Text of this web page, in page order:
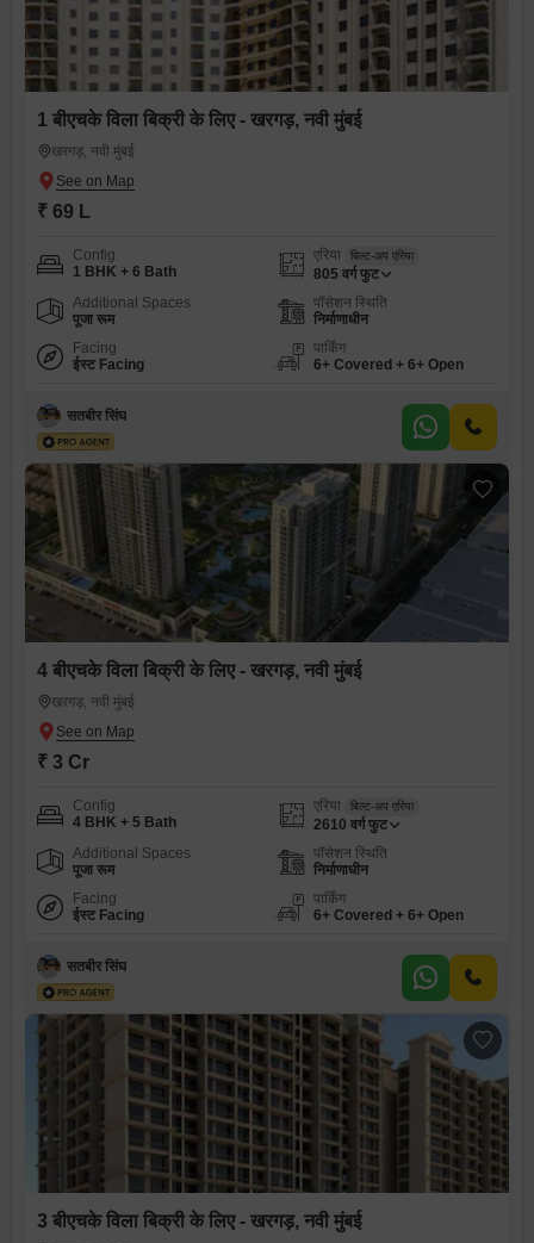
1 बीएचके विला बिक्री के लिए - खरगड़, नवी मुंबई
खरगड़, नवी मुंबई
₹ 69 L
Config
1 BHK + 6 Bath
एरिया बिल्ट-अप एरिया
805 वर्ग फुट
Additional Spaces
पूजा रूम
पॉसेशन स्थिति
निर्माणाधीन
Facing
ईस्ट Facing
पार्किंग
6+ Covered + 6+ Open
सतबीर सिंघ
4 बीएचके विला बिक्री के लिए - खरगड़, नवी मुंबई
खरगड़, नवी मुंबई
₹ 3 Cr
Config
4 BHK + 5 Bath
एरिया बिल्ट-अप एरिया
2610 वर्ग फुट
Additional Spaces
पूजा रूम
पॉसेशन स्थिति
निर्माणाधीन
Facing
ईस्ट Facing
पार्किंग
6+ Covered + 6+ Open
सतबीर सिंघ
3 बीएचके विला बिक्री के लिए - खरगड़, नवी मुंबई